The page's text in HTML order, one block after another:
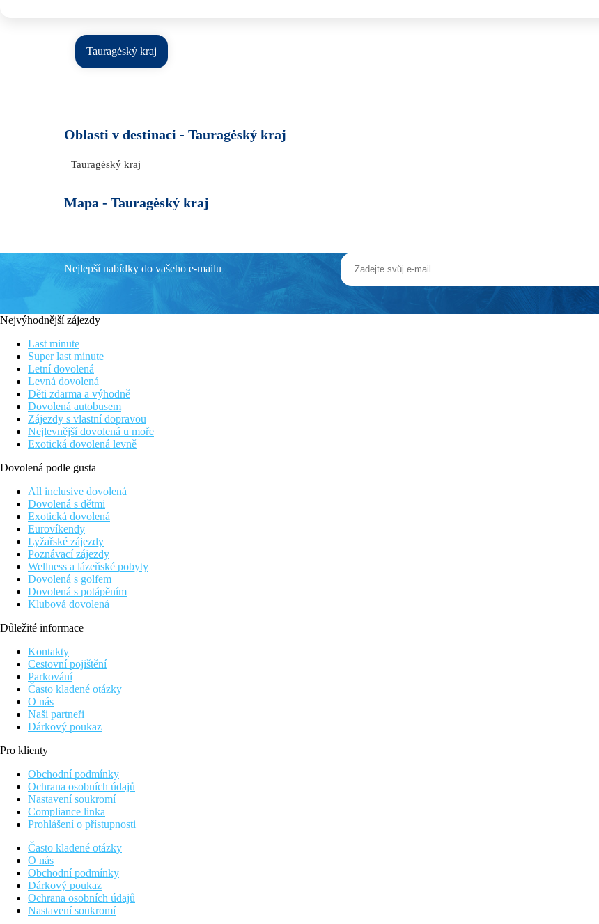
Tauragėský kraj
Oblasti v destinaci - Tauragėský kraj
Tauragėský kraj
Mapa - Tauragėský kraj
Nejlepší nabídky do vašeho e-mailu
Nejvýhodnější zájezdy
Last minute
Super last minute
Letní dovolená
Levná dovolená
Děti zdarma a výhodně
Dovolená autobusem
Zájezdy s vlastní dopravou
Nejlevnější dovolená u moře
Exotická dovolená levně
Dovolená podle gusta
All inclusive dovolená
Dovolená s dětmi
Exotická dovolená
Eurovíkendy
Lyžařské zájezdy
Poznávací zájezdy
Wellness a lázeňské pobyty
Dovolená s golfem
Dovolená s potápěním
Klubová dovolená
Důležité informace
Kontakty
Cestovní pojištění
Parkování
Často kladené otázky
O nás
Naši partneři
Dárkový poukaz
Pro klienty
Obchodní podmínky
Ochrana osobních údajů
Nastavení soukromí
Compliance linka
Prohlášení o přístupnosti
Často kladené otázky
O nás
Obchodní podmínky
Dárkový poukaz
Ochrana osobních údajů
Nastavení soukromí